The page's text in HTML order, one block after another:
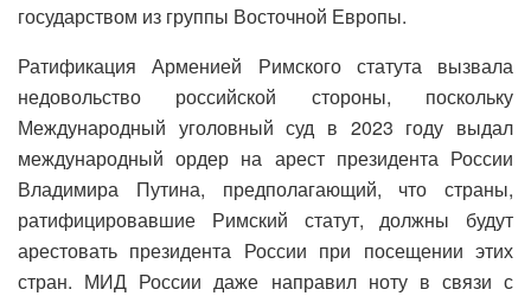
государством из группы Восточной Европы.
Ратификация Арменией Римского статута вызвала
недовольство российской стороны, поскольку
Международный уголовный суд в 2023 году выдал
международный ордер на арест президента России
Владимира Путина, предполагающий, что страны,
ратифицировавшие Римский статут, должны будут
арестовать президента России при посещении этих
стран. МИД России даже направил ноту в связи с